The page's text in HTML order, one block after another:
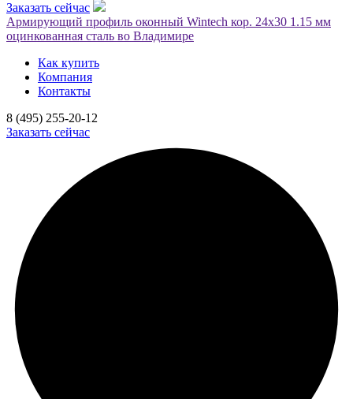
Заказать сейчас
Армирующий профиль оконный Wintech кор. 24х30 1.15 мм
оцинкованная сталь во Владимире
Как купить
Компания
Контакты
8 (495) 255-20-12
Заказать сейчас